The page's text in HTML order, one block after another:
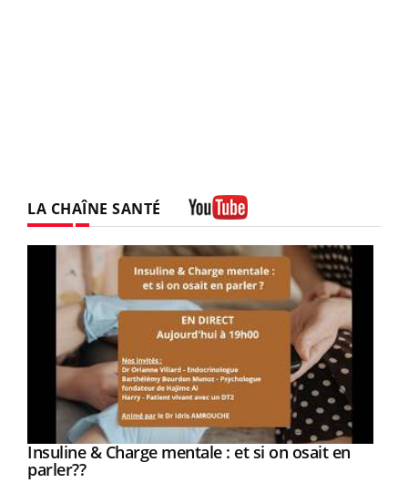
LA CHAÎNE SANTÉ
Youtube
Insuline & Charge mentale : et si on osait en
parler??Youtube